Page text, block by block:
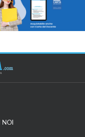
NOI